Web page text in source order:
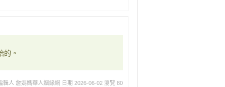
的。
輯人 詹媽媽華人姻緣網 日期 2026-06-02 瀏覽 80